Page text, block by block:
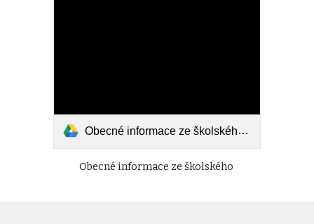
Obecné informace ze školského zákona.pdf
Obecné informace ze školského